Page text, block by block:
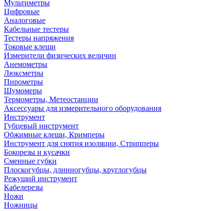
Мультиметры
Цифровые
Аналоговые
Кабельные тестеры
Тестеры напряжения
Токовые клещи
Измерители физических величин
Анемометры
Люксметры
Пирометры
Шумомеры
Термометры, Метеостанции
Аксессуары для измерительного оборудования
Инструмент
Губцевый инструмент
Обжимные клещи, Кримперы
Инструмент для снятия изоляции, Стрипперы
Бокорезы и кусачки
Сменные губки
Плоскогубцы, длинногубцы, круглогубцы
Режущий инструмент
Кабелерезы
Ножи
Ножницы